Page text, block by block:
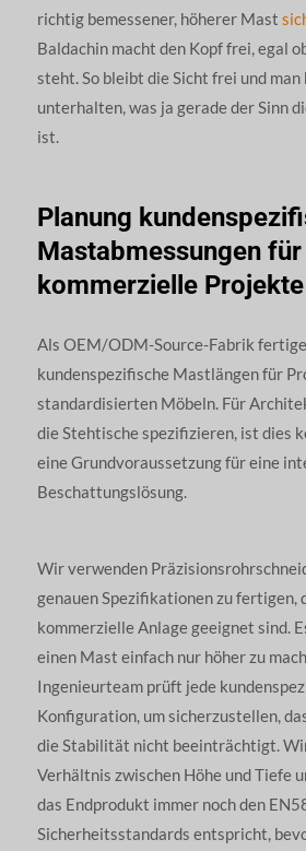
richtig bemessener, höherer Mast
Baldachin macht den Kopf frei, egal
steht. So bleibt die Sicht frei und man
unterhalten, was ja gerade der Sinn
ist.
Planung
Mastabmessungen für
kommerzielle Projekte
Als OEM/ODM-Source-Fabrik
kundenspezifische Mastlängen für
standardisierten Möbeln. Für
die Stehtische spezifizieren, ist dies
eine Grundvoraussetzung für eine
Beschattungslösung.
Wir verwenden
genauen Spezifikationen zu fertigen,
kommerzielle Anlage geeignet sind.
einen Mast einfach nur höher zu
Ingenieurteam prüft jede
Konfiguration, um sicherzustellen,
die Stabilität nicht beeinträchtigt.
Verhältnis zwischen Höhe und Tiefe
das Endprodukt immer noch den
Sicherheitsstandards entspricht,